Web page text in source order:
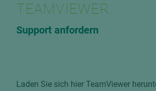
TEAMVIEWER
Support anfordern
Laden Sie sich hier TeamViewer